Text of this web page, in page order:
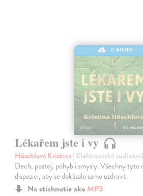
E-AUDIO
Lékařem jste i vy
Höschlová Kristina| Elektronická
Dech, postoj, pohyb i smysly. Všechny tyto
dispozici, aby se dokázalo samo uzdravit.
Na stiahnutie ako MP3